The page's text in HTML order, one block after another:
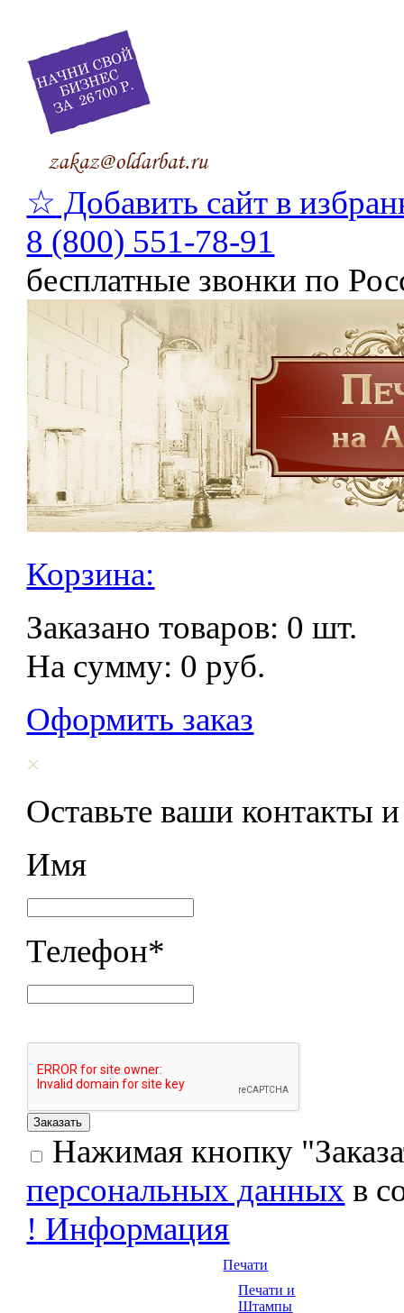
☆ Добавить сайт в
8 (800) 551-78-91
бесплатные звонки по
Корзина:
Заказано товаров: 0 шт.
На сумму: 0 руб.
Оформить заказ
Оставьте ваши контакты
Имя
Телефон*
Нажимая кнопку
персональных данных в
! Информация
Печати
Печати и
Штампы